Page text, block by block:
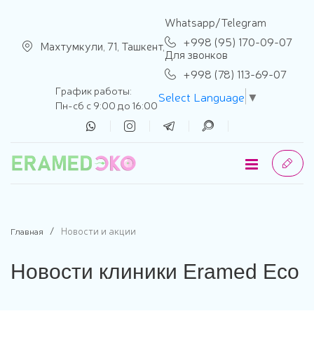
Махтумкули, 71, Ташкент,
Whatsapp/Telegram
+998 (95) 170-09-07
Для звонков
+998 (78) 113-69-07
График работы:
Пн-сб с 9:00 до 16:00
Select Language ▼
Главная Новости и акции
Новости клиники Eramed Eco